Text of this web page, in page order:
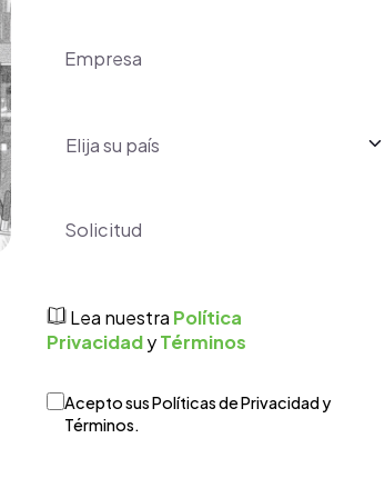
Lea nuestra Política
Privacidady Términos
Términos de Uso y Privacidad *
(necesario)
Acepto sus Políticas de Privacidad y
Términos.